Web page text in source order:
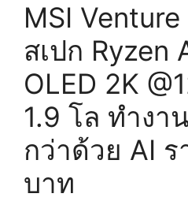
MSI Venture
สเปก Ryzen
OLED 2K
1.9 โล ทำงา
กว่าด้วย AI
บาท